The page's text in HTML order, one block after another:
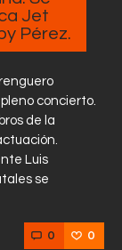
Jet
Pérez.
concierto.
de la
Luis
se
0 0